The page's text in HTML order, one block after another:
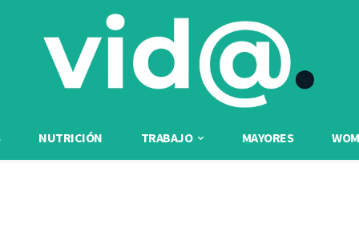
NUTRICIÓN TRABAJO MAYORES